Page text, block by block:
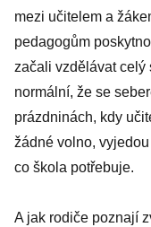
mezi učitelem a
pedagogům
začali vzdělávat celý
normální, že se
prázdninách, kdy
žádné volno,
co škola potřebuje.
A jak rodiče poznají